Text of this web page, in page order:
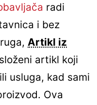
radi
i bez
Artikl iz
artikl koji
usluga, kad sami
Ova